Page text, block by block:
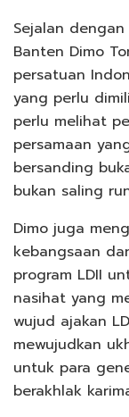
Sejalan dengan
Banten Dimo
persatuan
yang perlu
perlu melihat
persamaan
bersanding
bukan saling
Dimo juga
kebangsaan
program LDII
nasihat yang
wujud ajakan
mewujudkan
untuk para
berakhlak